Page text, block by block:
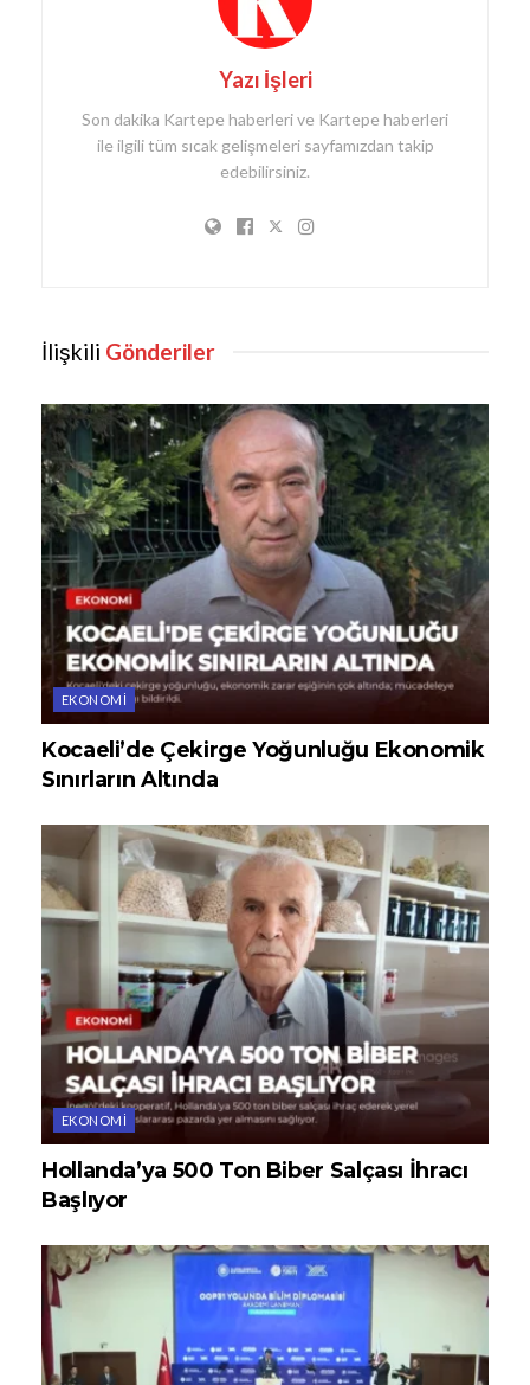
Yazı İşleri
Son dakika Kartepe haberleri ve Kartepe haberleri
ile ilgili tüm sıcak gelişmeleri sayfamızdan takip
edebilirsiniz.
İlişkili Gönderiler
EKONOMI
Kocaeli’de Çekirge Yoğunluğu Ekonomik
Sınırların Altında
EKONOMI
Hollanda’ya 500 Ton Biber Salçası İhracı
Başlıyor